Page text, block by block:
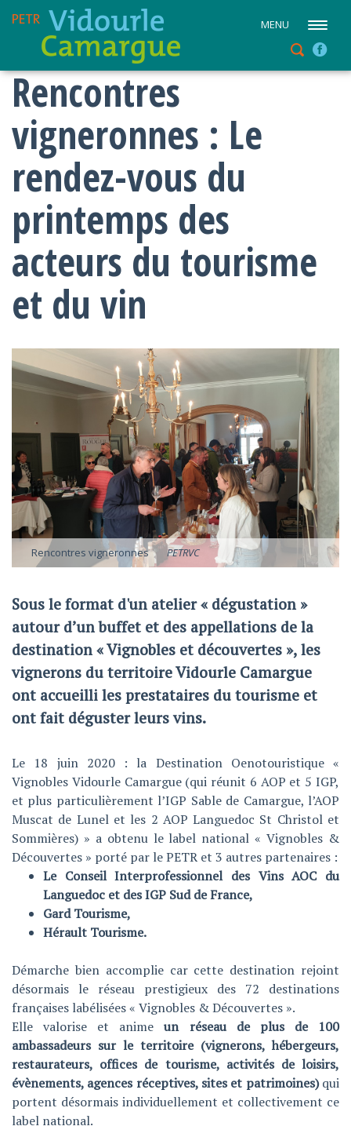
MENU
Rencontres
vigneronnes : Le
rendez-vous du
printemps des
acteurs du tourisme
et du vin
Rencontres vigneronnes PETRVC
Sous le format d'un atelier « dégustation »
autour d’un buffet et des appellations de la
destination « Vignobles et découvertes », les
vignerons du territoire Vidourle Camargue
ont accueilli les prestataires du tourisme et
ont fait déguster leurs vins.
Le 18 juin 2020 : la Destination Oenotouristique «
Vignobles Vidourle Camargue (qui réunit 6 AOP et 5 IGP,
et plus particulièrement l’IGP Sable de Camargue, l’AOP
Muscat de Lunel et les 2 AOP Languedoc St Christol et
Sommières) » a obtenu le label national « Vignobles &
Découvertes » porté par le PETR et 3 autres partenaires :
Le Conseil Interprofessionnel des Vins AOC du
Languedoc et des IGP Sud de France,
Gard Tourisme,
Hérault Tourisme.
Démarche bien accomplie car cette destination rejoint
désormais le réseau prestigieux des 72 destinations
françaises labélisées « Vignobles & Découvertes ».
Elle valorise et animeun réseau de plus de 100
ambassadeurs sur le territoire (vignerons, hébergeurs,
restaurateurs, offices de tourisme, activités de loisirs,
évènements, agences réceptives, sites et patrimoines)qui
portent désormais individuellement et collectivement ce
label national.